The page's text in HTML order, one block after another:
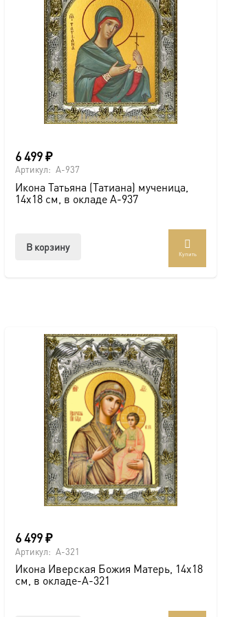
6 499₽
Артикул: A-937
Икона Татьяна (Татиана) мученица,
14х18 см, в окладе A-937
В корзину
Купить
6 499₽
Артикул: A-321
Икона Иверская Божия Матерь, 14х18
см, в окладе-A-321